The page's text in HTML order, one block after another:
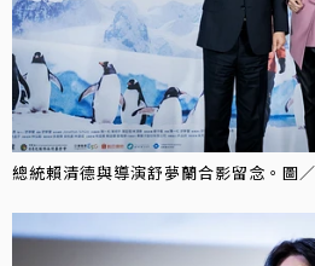
總統賴清德與導演舒夢蘭合影留念。圖